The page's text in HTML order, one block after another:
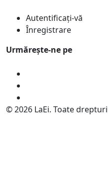
Autentificați-vă
Înregistrare
Urmărește-ne pe
© 2026 LaEi. Toate